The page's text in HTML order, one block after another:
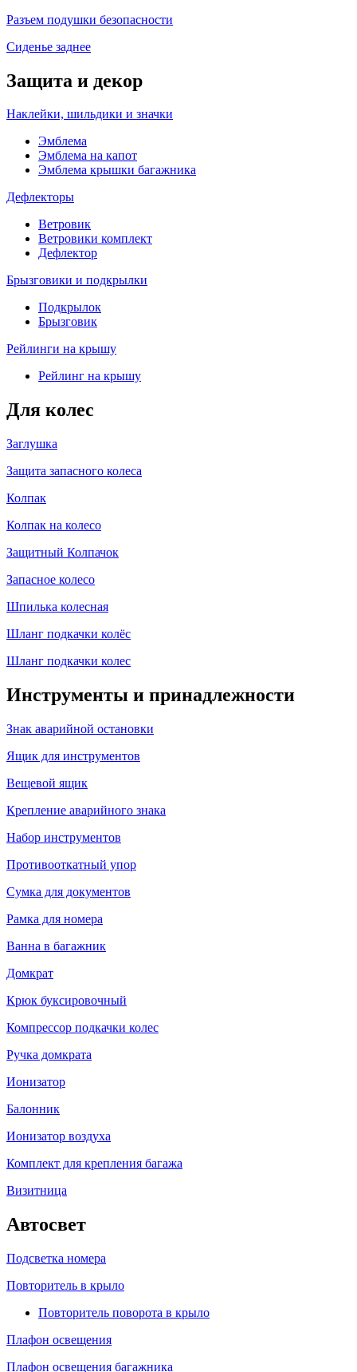
Разъем подушки безопасности
Сиденье заднее
Защита и декор
Наклейки, шильдики и значки
Эмблема
Эмблема на капот
Эмблема крышки багажника
Дефлекторы
Ветровик
Ветровики комплект
Дефлектор
Брызговики и подкрылки
Подкрылок
Брызговик
Рейлинги на крышу
Рейлинг на крышу
Для колес
Заглушка
Защита запасного колеса
Колпак
Колпак на колесо
Защитный Колпачок
Запасное колесо
Шпилька колесная
Шланг подкачки колёс
Шланг подкачки колес
Инструменты и принадлежности
Знак аварийной остановки
Ящик для инструментов
Вещевой ящик
Крепление аварийного знака
Набор инструментов
Противооткатный упор
Сумка для документов
Рамка для номера
Ванна в багажник
Домкрат
Крюк буксировочный
Компрессор подкачки колес
Ручка домкрата
Ионизатор
Балонник
Ионизатор воздуха
Комплект для крепления багажа
Визитница
Автосвет
Подсветка номера
Повторитель в крыло
Повторитель поворота в крыло
Плафон освещения
Плафон освещения багажника